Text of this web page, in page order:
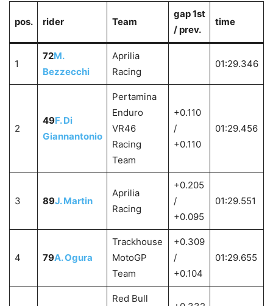
pos. rider Team
gap 1st
/ prev.
time
1
72M.
Bezzecchi
Aprilia
Racing
01:29.346
2
49F. Di
Giannantonio
Pertamina
Enduro
VR46
Racing
Team
+0.110
/
+0.110
01:29.456
3 89J. Martin
Aprilia
Racing
+0.205
/
+0.095
01:29.551
4 79A. Ogura
Trackhouse
MotoGP
Team
+0.309
/
+0.104
01:29.655
Red Bull